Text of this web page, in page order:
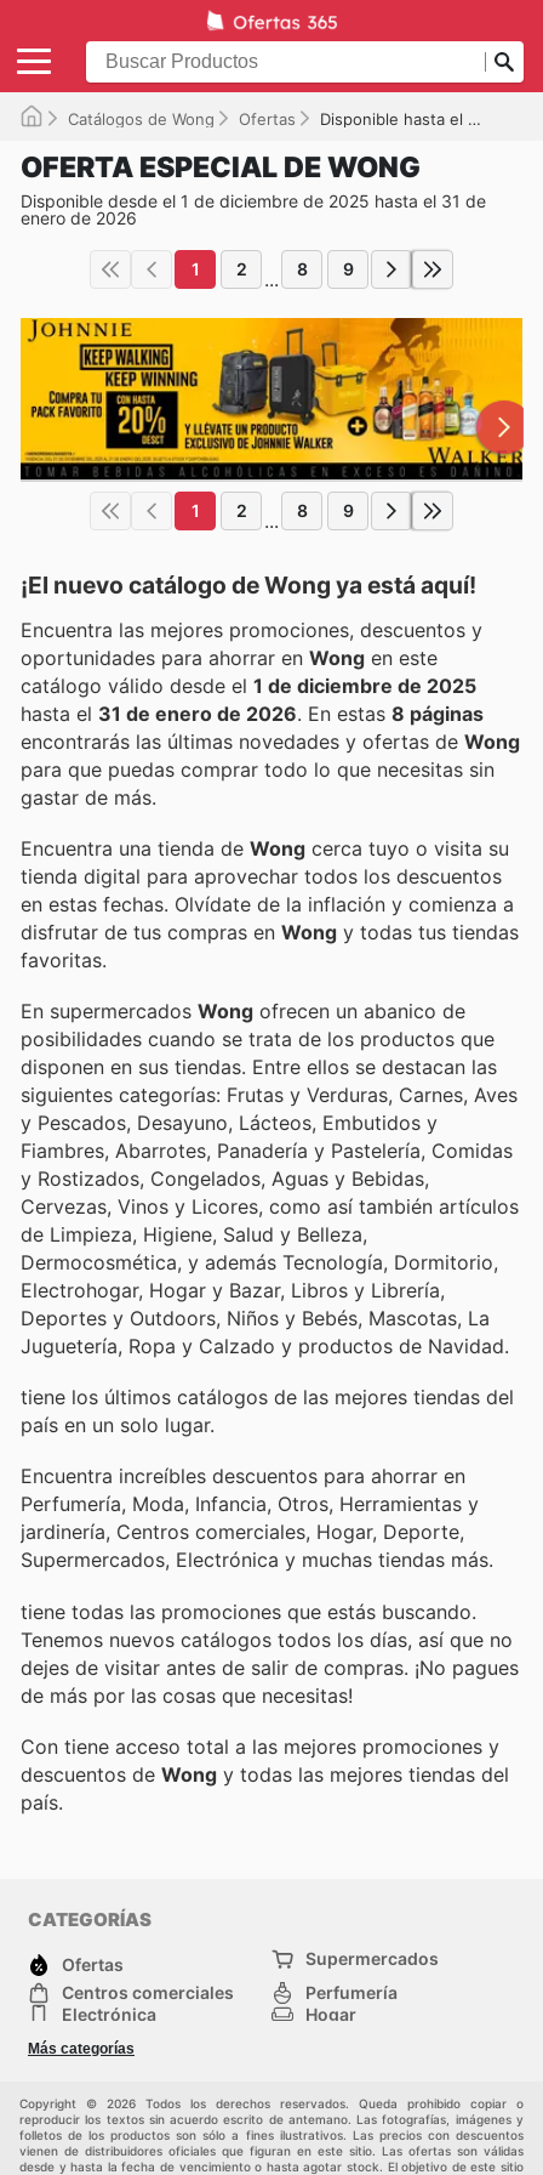
Catálogos de Wong Ofertas Disponible hasta el 31/01/2026
OFERTA ESPECIAL DE WONG
Disponible desde el 1 de diciembre de 2025 hasta el 31 de
enero de 2026
1 2 ... 8 9
1 2 ... 8 9
¡El nuevo catálogo deWong ya está aquí!
Encuentra las mejores promociones, descuentos y
oportunidades para ahorrar en Wong en este
catálogo válido desde el 1 de diciembre de 2025
hasta el 31 de enero de 2026 . En estas 8 páginas
encontrarás las últimas novedades y ofertas de Wong
para que puedas comprar todo lo que necesitas sin
gastar de más.
Encuentra una tienda de Wong cerca tuyo o visita su
tienda digital para aprovechar todos los descuentos
en estas fechas. Olvídate de la inflación y comienza a
disfrutar de tus compras en Wong y todas tus tiendas
favoritas.
En supermercados Wong ofrecen un abanico de
posibilidades cuando se trata de los productos que
disponen en sus tiendas. Entre ellos se destacan las
siguientes categorías: Frutas y Verduras, Carnes, Aves
y Pescados, Desayuno, Lácteos, Embutidos y
Fiambres, Abarrotes, Panadería y Pastelería, Comidas
y Rostizados, Congelados, Aguas y Bebidas,
Cervezas, Vinos y Licores, como así también artículos
de Limpieza, Higiene, Salud y Belleza,
Dermocosmética, y además Tecnología, Dormitorio,
Electrohogar, Hogar y Bazar, Libros y Librería,
Deportes y Outdoors, Niños y Bebés, Mascotas, La
Juguetería, Ropa y Calzado y productos de Navidad.
tiene los últimos catálogos de las mejores tiendas del
país en un solo lugar.
Encuentra increíbles descuentos para ahorrar en
Perfumería, Moda, Infancia, Otros, Herramientas y
jardinería, Centros comerciales, Hogar, Deporte,
Supermercados, Electrónica y muchas tiendas más.
tiene todas las promociones que estás buscando.
Tenemos nuevos catálogos todos los días, así que no
dejes de visitar antes de salir de compras. ¡No pagues
de más por las cosas que necesitas!
Con tiene acceso total a las mejores promociones y
descuentos de Wong y todas las mejores tiendas del
país.
CATEGORÍAS
Ofertas
Supermercados
Centros comerciales
Perfumería
Electrónica
Hogar
Deporte
Moda
Más categorías
Copyright © 2026 Todos los derechos reservados. Queda prohibido copiar o
reproducir los textos sin acuerdo escrito de antemano. Las fotografías, imágenes y
folletos de los productos son sólo a fines ilustrativos. Las precios con descuentos
vienen de distribuidores oficiales que figuran en este sitio. Las ofertas son válidas
desde y hasta la fecha de vencimiento o hasta agotar stock. El objetivo de este sitio